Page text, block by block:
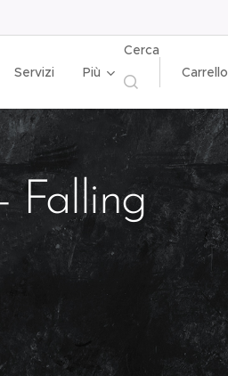
Servizi Più
Cerca
Carrello
Falling